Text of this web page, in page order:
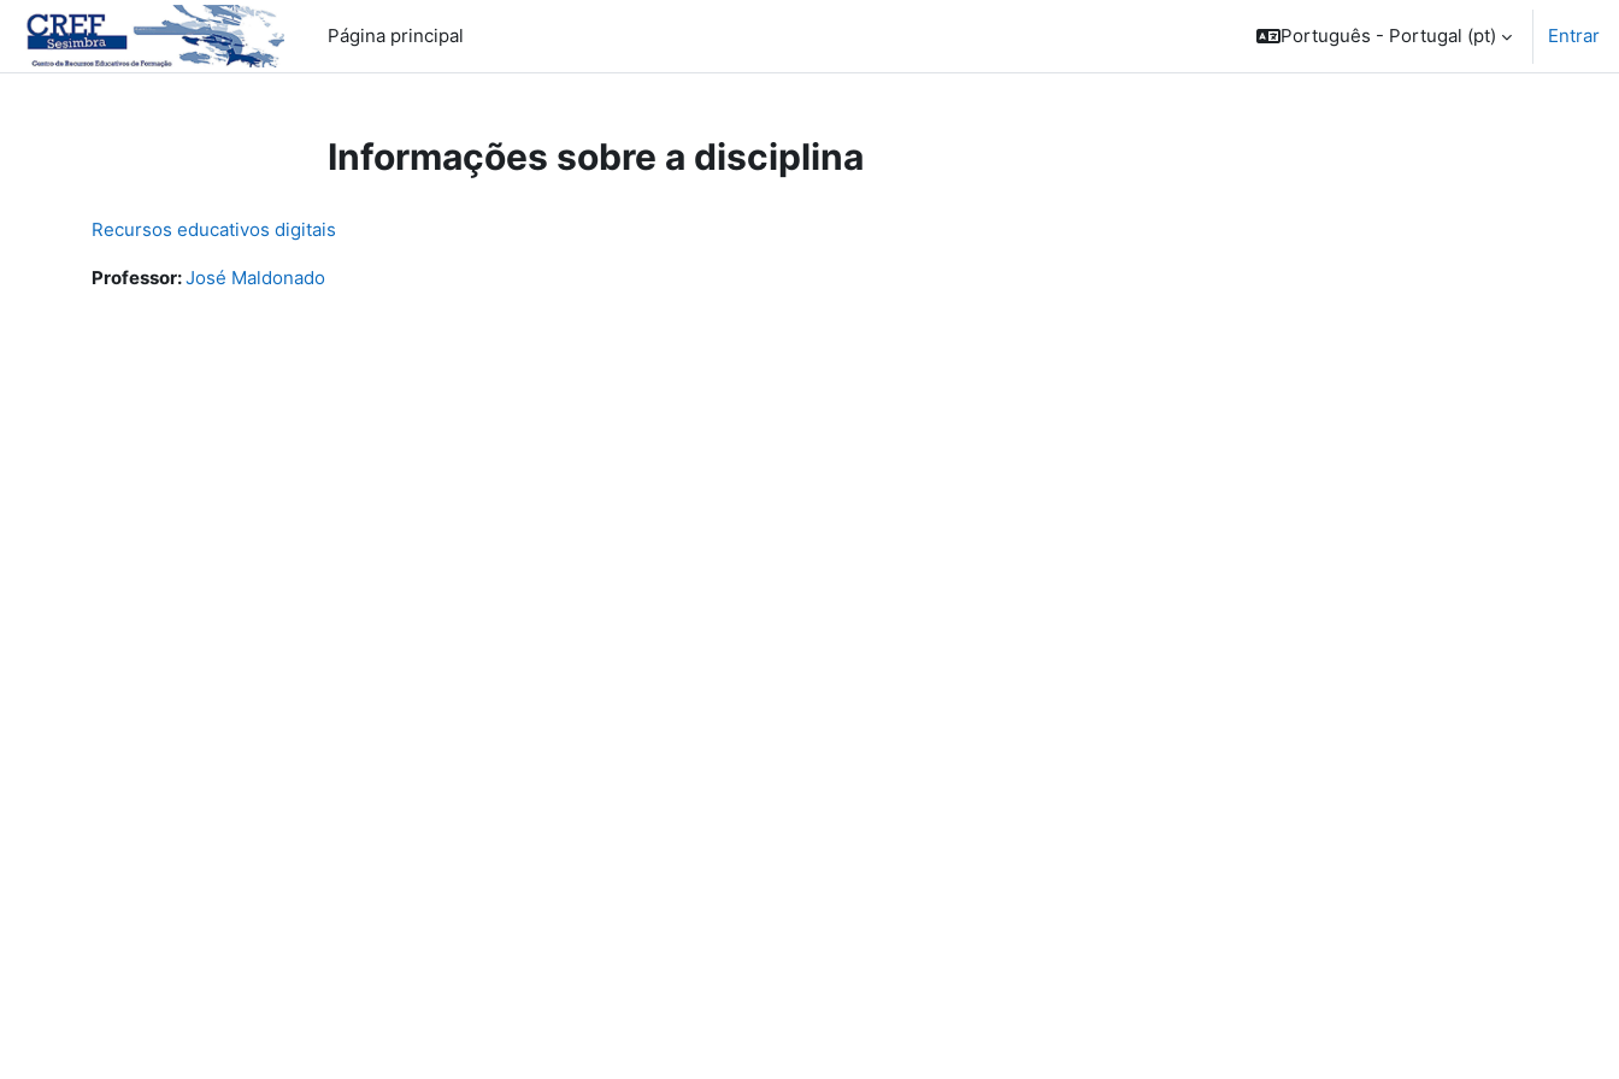
Ir para o conteúdo principal
Página principal
Português - Portugal ‎(pt)‎ Entrar
Informações sobre a disciplina
Recursos educativos digitais
Professor:José Maldonado